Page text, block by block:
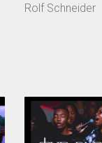
Rolf Schneider